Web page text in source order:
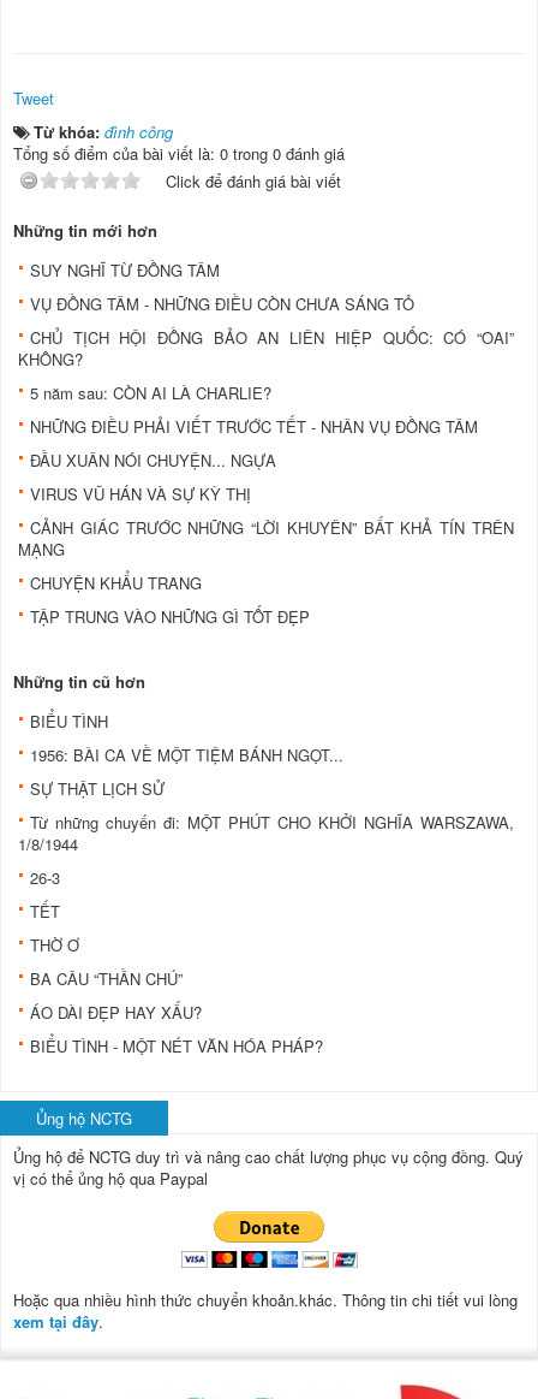
Tweet
Từ khóa: đình công
Tổng số điểm của bài viết là: 0 trong 0 đánh giá
Click để đánh giá bài viết
Những tin mới hơn
SUY NGHĨ TỪ ĐỒNG TÂM
VỤ ĐỒNG TÂM - NHỮNG ĐIỀU CÒN CHƯA SÁNG TỎ
CHỦ TỊCH HỘI ĐỒNG BẢO AN LIÊN HIỆP QUỐC: CÓ “OAI”
KHÔNG?
5 năm sau: CÒN AI LÀ CHARLIE?
NHỮNG ĐIỀU PHẢI VIẾT TRƯỚC TẾT - NHÂN VỤ ĐỒNG TÂM
ĐẦU XUÂN NÓI CHUYỆN... NGỰA
VIRUS VŨ HÁN VÀ SỰ KỲ THỊ
CẢNH GIÁC TRƯỚC NHỮNG “LỜI KHUYÊN” BẤT KHẢ TÍN TRÊN
MẠNG
CHUYỆN KHẨU TRANG
TẬP TRUNG VÀO NHỮNG GÌ TỐT ĐẸP
Những tin cũ hơn
BIỂU TÌNH
1956: BÀI CA VỀ MỘT TIỆM BÁNH NGỌT...
SỰ THẬT LỊCH SỬ
Từ những chuyến đi: MỘT PHÚT CHO KHỞI NGHĨA WARSZAWA,
1/8/1944
26-3
TẾT
THỜ Ơ
BA CÂU “THẦN CHÚ”
ÁO DÀI ĐẸP HAY XẤU?
BIỂU TÌNH - MỘT NÉT VĂN HÓA PHÁP?
Ủng hộ NCTG
Ủng hộ để NCTG duy trì và nâng cao chất lượng phục vụ cộng đồng. Quý
vị có thể ủng hộ qua Paypal
Hoặc qua nhiều hình thức chuyển khoản.khác. Thông tin chi tiết vui lòng
xem tại đây.